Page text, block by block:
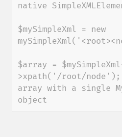
native
$mySimpleXml = new
$array =
>xpath('/root/
array with a single
object